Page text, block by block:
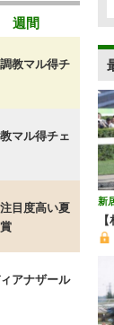
新
週間
教マル得チ
マル得チェ
目度高い夏
アナザール